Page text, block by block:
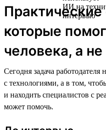
которые
человека, а
Сегодня задача работодателя
с технологиями, а в том,
и находить специалистов с
может помочь.